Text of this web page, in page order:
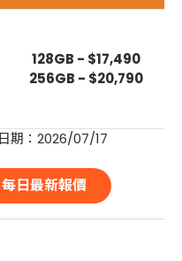
128GB - $17,490
256GB - $20,790
期：2026/07/17
日最新報價